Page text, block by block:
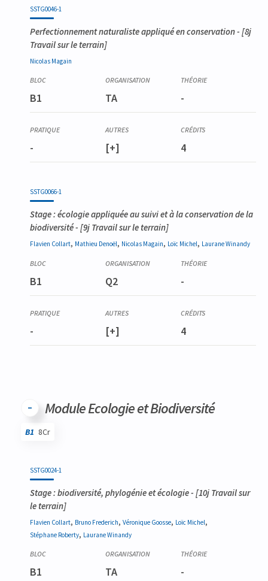
SSTG0046-1
Perfectionnement naturaliste appliqué en conservation- [8j
Travail sur le terrain]
Nicolas Magain
B1 TA -
- [+] 4
SSTG0066-1
Stage : écologie appliquée au suivi et à la conservation de la
biodiversité- [9j Travail sur le terrain]
Flavien Collart, Mathieu Denoël, Nicolas Magain, Loïc Michel, LauraneWinandy
B1 Q2 -
- [+] 4
Module Ecologie et Biodiversité
B1 8Cr
SSTG0024-1
Stage : biodiversité, phylogénie et écologie- [10j Travail sur
le terrain]
Flavien Collart, Bruno Frederich, Véronique Goosse, Loïc Michel,
Stéphane Roberty, LauraneWinandy
B1 TA -